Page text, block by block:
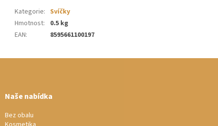
Kategorie: Svíčky
Hmotnost:
0.5 kg
EAN: 8595661100197
Naše nabídka
Bez obalu